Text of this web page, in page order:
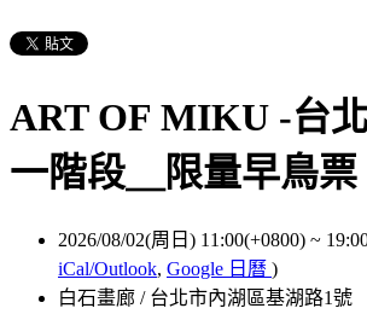
ART OF MIKU -台
一階段＿限量早鳥票
2026/08/02(周日) 11:00(+0800) ~
iCal/Outlook, Google 日曆 )
白石畫廊 / 台北市內湖區基湖路1號